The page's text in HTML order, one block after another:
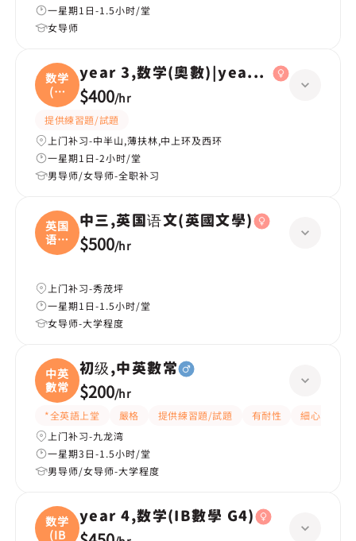
一星期1日-1.5小时/堂
女导师
数学
(奧
數
year 3,数学(奧數)|year 2,数学(奧數)
$400/hr
提供練習題/試題
上门补习-中半山,薄扶林,中上环及西环
一星期1日-2小时/堂
男导师/女导师-全职补习
英国
语文
(
中三,英国语文(英國文學)
$500/hr
上门补习-秀茂坪
一星期1日-1.5小时/堂
女导师-大学程度
中英
數常
初级,中英數常
$200/hr
*全英語上堂 嚴格 提供練習題/試題 有耐性 細心
上门补习-九龙湾
一星期3日-1.5小时/堂
男导师/女导师-大学程度
数学
(IB
year 4,数学(IB數學 G4)